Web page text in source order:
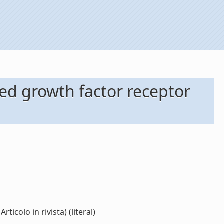
growth factor receptor
in rivista) (literal)